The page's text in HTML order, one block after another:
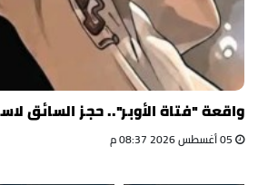
واقعة "فتاة الأوبر".. حجز السائق